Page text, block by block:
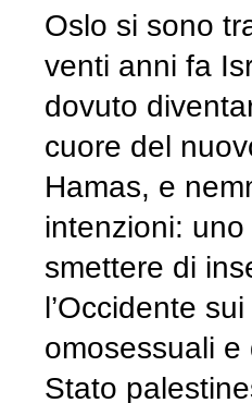
Oslo si sono
venti anni fa
dovuto
cuore del
Hamas, e
intenzioni:
smettere di
l’Occidente
omosessuali
Stato